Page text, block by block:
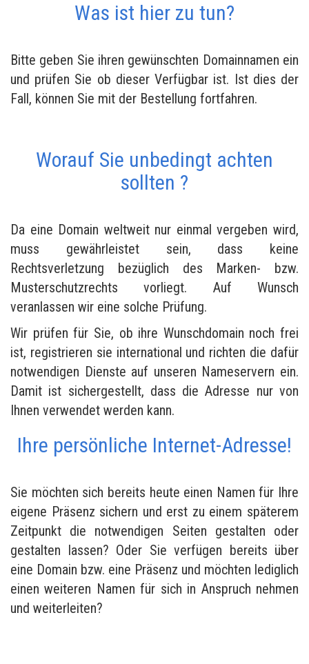
Was ist hier zu tun?
Bitte geben Sie ihren gewünschten Domainnamen ein
und prüfen Sie ob dieser Verfügbar ist. Ist dies der
Fall, können Sie mit der Bestellung fortfahren.
Worauf Sie unbedingt achten
sollten ?
Da eine Domain weltweit nur einmal vergeben wird,
muss gewährleistet sein, dass keine
Rechtsverletzung bezüglich des Marken- bzw.
Musterschutzrechts vorliegt. Auf Wunsch
veranlassen wir eine solche Prüfung.
Wir prüfen für Sie, ob ihre Wunschdomain noch frei
ist, registrieren sie international und richten die dafür
notwendigen Dienste auf unseren Nameservern ein.
Damit ist sichergestellt, dass die Adresse nur von
Ihnen verwendet werden kann.
Ihre persönliche Internet-Adresse!
Sie möchten sich bereits heute einen Namen für Ihre
eigene Präsenz sichern und erst zu einem späterem
Zeitpunkt die notwendigen Seiten gestalten oder
gestalten lassen? Oder Sie verfügen bereits über
eine Domain bzw. eine Präsenz und möchten lediglich
einen weiteren Namen für sich in Anspruch nehmen
und weiterleiten?